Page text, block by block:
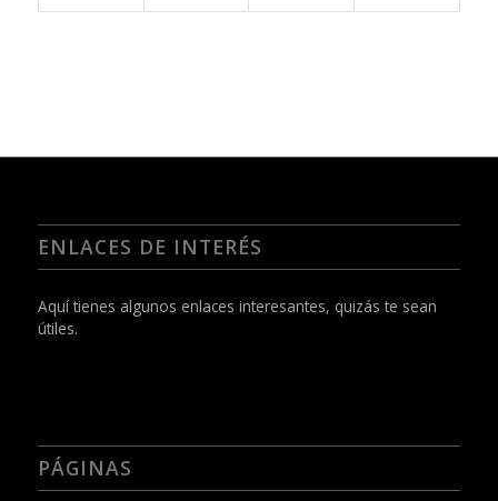
ENLACES DE INTERÉS
Aquí tienes algunos enlaces interesantes, quizás te sean
útiles.
PÁGINAS